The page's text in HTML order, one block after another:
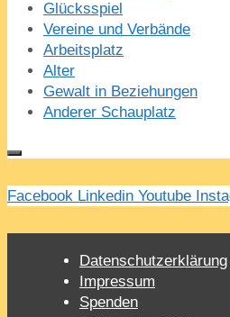
Glücksspiel
Vereine und Verbände
Arbeitsplatz
Alter
Gewalt in Beziehungen
Anderer Schauplatz
Facebook Linkedin Youtube
Datenschutzerklärung
Impressum
Spenden